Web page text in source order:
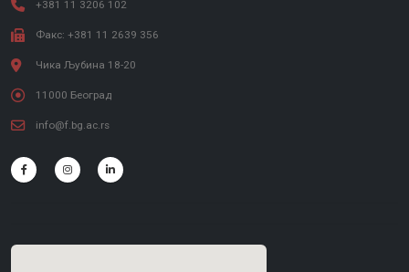
+381 11 3206 102
Факс: +381 11 2639 356
Чика Љубина 18-20
11000 Београд
info@f.bg.ac.rs